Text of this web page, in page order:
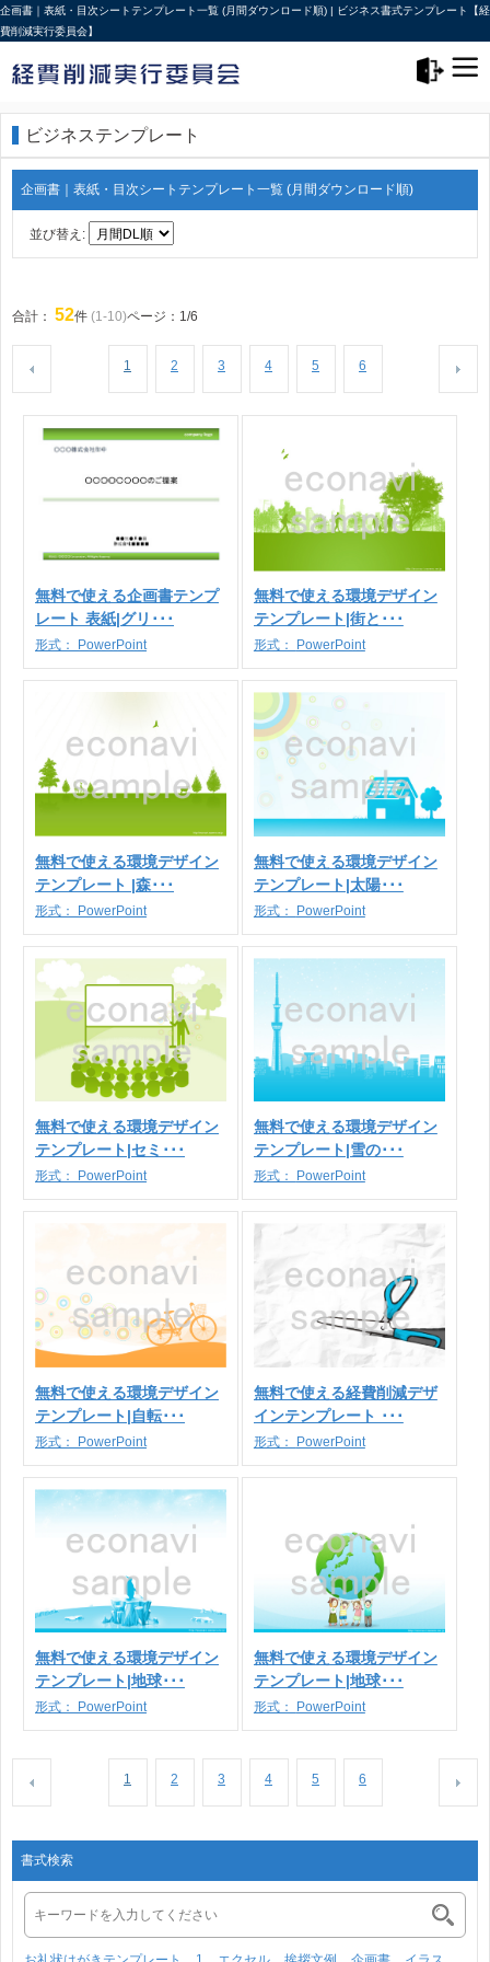
企画書｜表紙・目次シートテンプレート一覧 (月間ダウンロード順) | ビジネス書式テンプレート【経
費削減実行委員会】
ビジネステンプレート
企画書｜表紙・目次シートテンプレート一覧 (月間ダウンロード順)
並び替え:
合計： 52件 (1-10)ページ：1/6
1 2 3 4 5 6
無料で使える企画書テンプ
レート 表紙|グリ･･･
形式： PowerPoint
無料で使える環境デザイン
テンプレート|街と･･･
形式： PowerPoint
無料で使える環境デザイン
テンプレート |森･･･
形式： PowerPoint
無料で使える環境デザイン
テンプレート|太陽･･･
形式： PowerPoint
無料で使える環境デザイン
テンプレート|セミ･･･
形式： PowerPoint
無料で使える環境デザイン
テンプレート|雪の･･･
形式： PowerPoint
無料で使える環境デザイン
テンプレート|自転･･･
形式： PowerPoint
無料で使える経費削減デザ
インテンプレート ･･･
形式： PowerPoint
無料で使える環境デザイン
テンプレート|地球･･･
形式： PowerPoint
無料で使える環境デザイン
テンプレート|地球･･･
形式： PowerPoint
1 2 3 4 5 6
書式検索